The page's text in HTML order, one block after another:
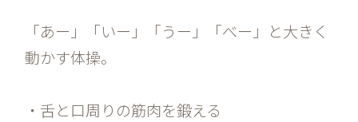
「あー」「いー」「うー」「べー」と大きく
動かす体操。
・舌と口周りの筋肉を鍛える